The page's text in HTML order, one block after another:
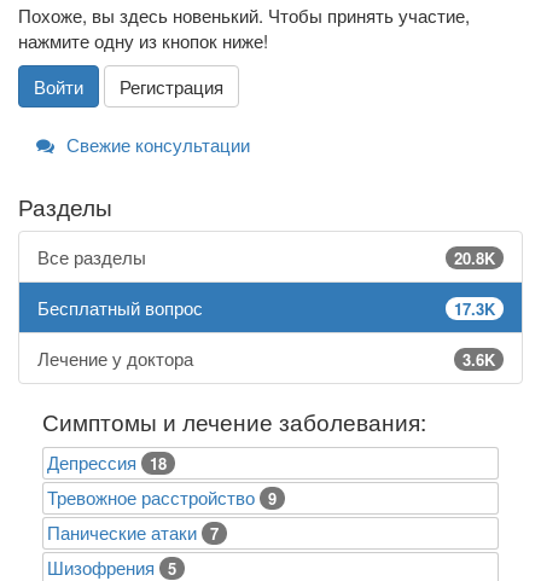
Похоже, вы здесь новенький. Чтобы принять участие,
нажмите одну из кнопок ниже!
Войти
Регистрация
Свежие консультации
Разделы
Все разделы 20.8K
Бесплатный вопрос 17.3K
Лечение у доктора 3.6K
Симптомы и лечение заболевания:
Депрессия 18
Тревожное расстройство 9
Панические атаки 7
Шизофрения 5